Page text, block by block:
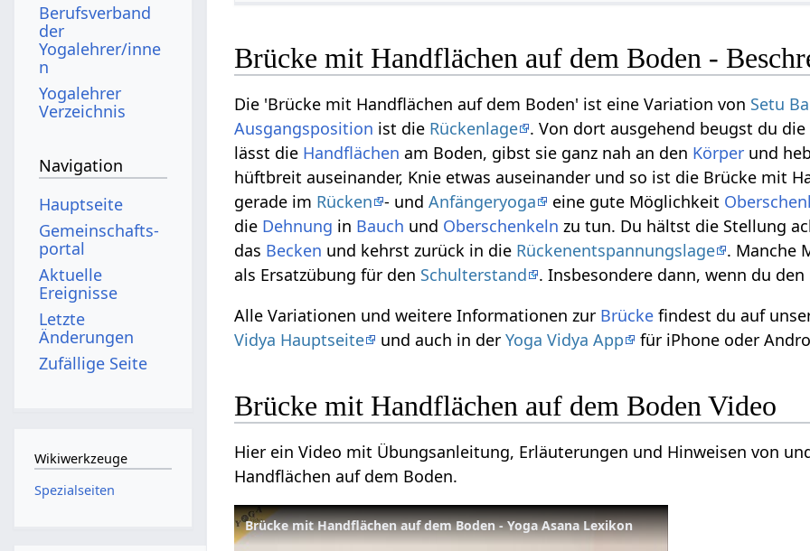
Brücke mit Handflächen auf dem Boden -
Die 'Brücke mit Handflächen auf dem Boden' ist eine Variation von Setu
Ausgangsposition ist die Rückenlage . Von dort ausgehend beugst du die
lässt die Handflächen am Boden, gibst sie ganz nah an den Körper und
hüftbreit auseinander, Knie etwas auseinander und so ist die Brücke mit
gerade im Rücken - undAnfängeryoga eine gute Möglichkeit
die Dehnung in Bauch und Oberschenkeln zu tun. Du hältst die Stellung
das Becken und kehrst zurück in die Rückenentspannungslage . Manche
als Ersatzübung für den Schulterstand . Insbesondere dann, wenn du
Alle Variationen und weitere Informationen zur Brücke findest du auf
Vidya Hauptseite
und auch in derYoga Vidya App für iPhone oder
Brücke mit Handflächen auf dem Boden Video
Hier ein Video mit Übungsanleitung, Erläuterungen und Hinweisen von
Handflächen auf dem Boden.
Brücke mit Handflächen auf dem Boden - Yoga Asana Lexikon
Berufsverband
der
Yogalehrer/inne
n
Yogalehrer
Verzeichnis
Navigation
Hauptseite
Gemeinschafts­
portal
Aktuelle
Ereignisse
Letzte
Änderungen
Zufällige Seite
Wikiwerkzeuge
Spezialseiten